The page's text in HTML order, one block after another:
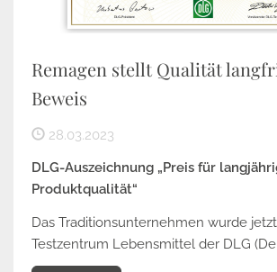
Remagen stellt Qualität
Beweis
28.03.2023
DLG-Auszeichnung „Preis für
Produktqualität“
Das Traditionsunternehmen wurde
Testzentrum Lebensmittel der DLG